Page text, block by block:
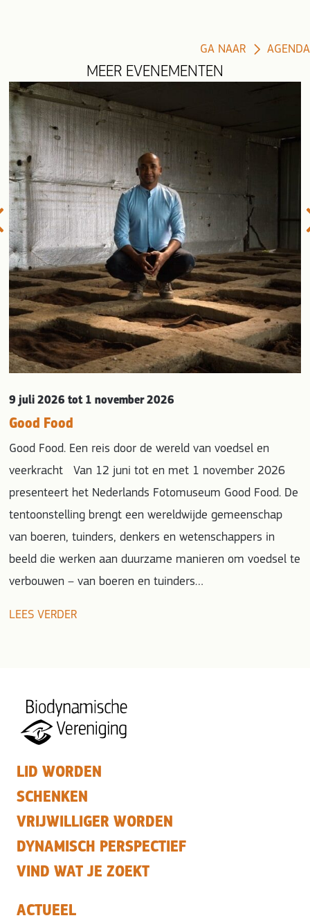
GA NAAR AGENDA
MEER EVENEMENTEN
9 juli 2026tot 1 november 2026
Good Food
Good Food. Een reis door de wereld van voedsel en
veerkracht Van 12 juni tot en met 1 november 2026
presenteert het Nederlands Fotomuseum Good Food. De
tentoonstelling brengt een wereldwijde gemeenschap
van boeren, tuinders, denkers en wetenschappers in
beeld die werken aan duurzame manieren om voedsel te
verbouwen – van boeren en tuinders…
LEES VERDER
LID WORDEN
SCHENKEN
VRIJWILLIGER WORDEN
DYNAMISCH PERSPECTIEF
VIND WAT JE ZOEKT
ACTUEEL